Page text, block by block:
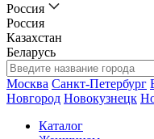
Россия
Россия
Казахстан
Беларусь
Москва Санкт-Петербург
Новгород Новокузнецк
Каталог